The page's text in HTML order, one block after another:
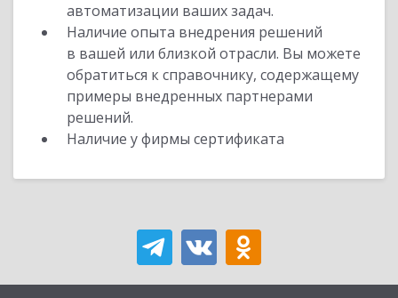
автоматизации ваших задач.
Наличие опыта внедрения решений
в вашей или близкой отрасли. Вы можете
обратиться к справочнику, содержащему
примеры внедренных партнерами
решений.
Наличие у фирмы сертификата